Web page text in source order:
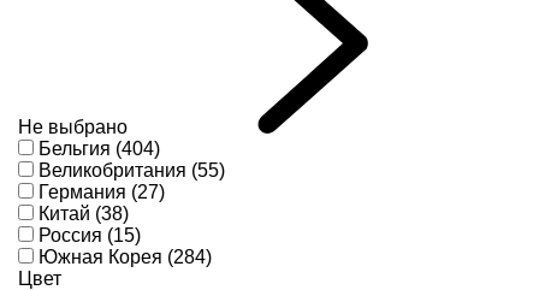
Не выбрано
Бельгия (404)
Великобритания (55)
Германия (27)
Китай (38)
Россия (15)
Южная Корея (284)
Цвет